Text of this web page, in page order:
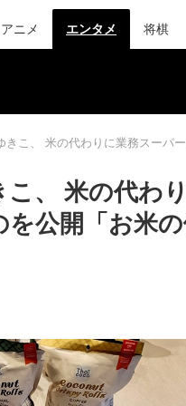
アニメ エンタメ 将棋
きこ、 米の代わりに業務スーパ
、 米の代わ
公開「お米